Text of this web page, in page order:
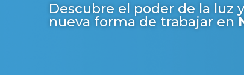
Descubre el poder de la luz
nueva forma de trabajar en